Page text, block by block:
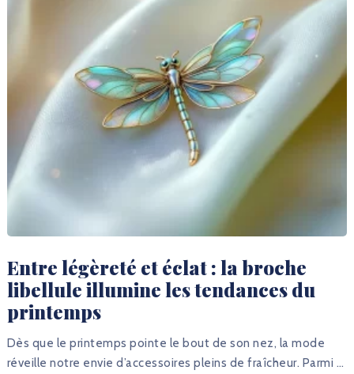
Entre légèreté et éclat : la broche
libellule illumine les tendances du
printemps
Dès que le printemps pointe le bout de son nez, la mode
réveille notre envie d’accessoires pleins de fraîcheur. Parmi …